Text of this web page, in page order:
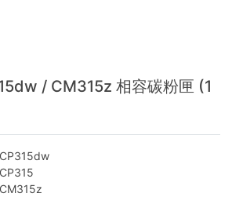
/ CM315z 相容碳粉匣 (1